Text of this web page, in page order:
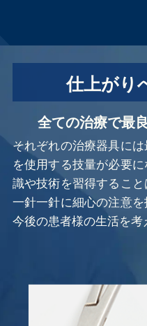
仕上がり
全ての治療で最
それぞれの治療器具に
を使用する技量が必要
識や技術を習得すること
一針一針に細心の注意を
今後の患者様の生活を考